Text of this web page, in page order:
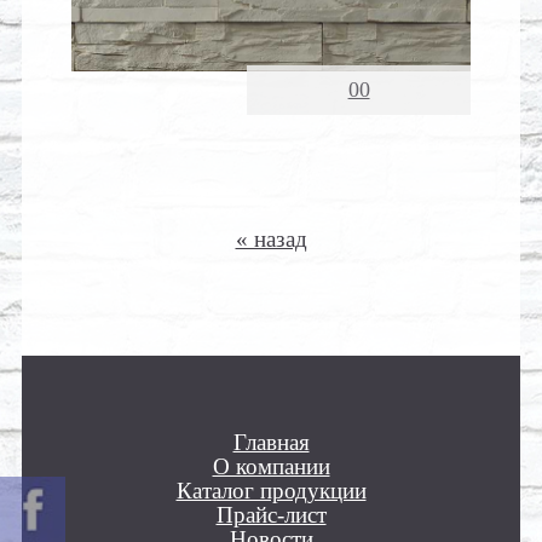
00
« назад
Главная
О компании
Каталог продукции
Прайс-лист